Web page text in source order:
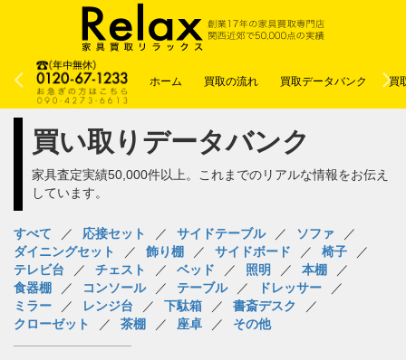
ホーム 買取の流れ 買取データバンク 買
買い取りデータバンク
家具査定実績50,000件以上。これまでのリアルな情報をお伝え
しています。
すべて 応接セット サイドテーブル
ソファ
ダイニングセット
飾り棚 サイドボード
椅子
テレビ台
チェスト ベッド 照明
本棚
食器棚
コンソール テーブル
ドレッサー
ミラー
レンジ台 下駄箱
書斎デスク
クローゼット
茶棚 座卓 その他